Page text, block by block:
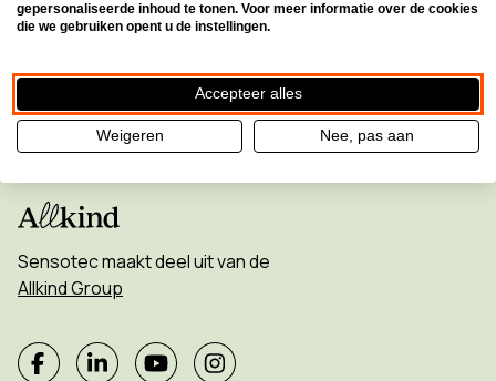
Inschrijven voor de nieuwsbrief
Sensotec maakt deel uit van de
Allkind Group
gepersonaliseerde inhoud te tonen. Voor meer informatie over de cookies
die we gebruiken opent u de instellingen.
Accepteer alles
Weigeren Nee, pas aan